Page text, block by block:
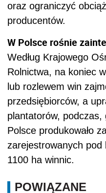
oraz ograniczyć
producentów.
W Polsce rośnie
Według Krajowego
Rolnictwa, na koniec
lub rozlewem win
przedsiębiorców, a
plantatorów,
Polsce produkowało
zarejestrowanych pod
1100 ha winnic.
POWIĄZANE